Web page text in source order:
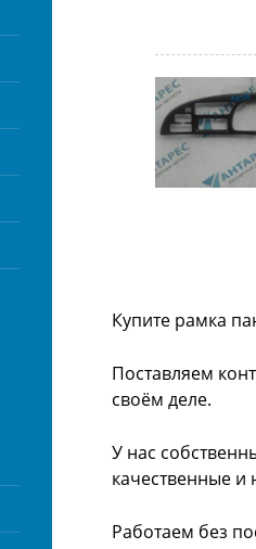
Купите рамка
Поставляем
своём деле.
У нас
качественные и
Работаем без